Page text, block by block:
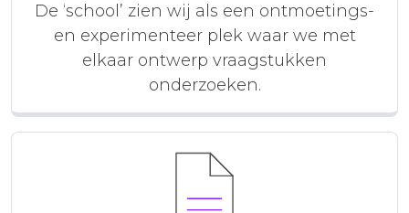
De ‘school’ zien wij als een ontmoetings-
en experimenteer plek waar we met
elkaar ontwerp vraagstukken
onderzoeken.